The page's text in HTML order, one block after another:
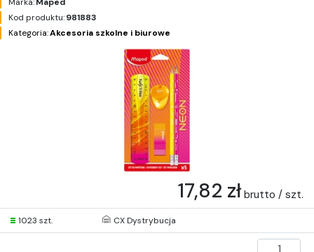
Kod produktu:981883
Kategoria:Akcesoria szkolne i biurowe
17,82 zł brutto / szt.
1023 szt. CX Dystrybucja